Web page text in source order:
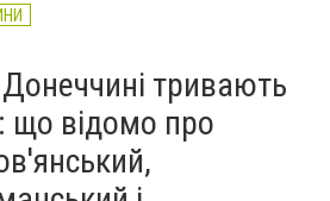
тривають
що відомо про